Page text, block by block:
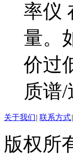
率仪
量。
价过
质谱
关于我们| 联系方式|
版权所